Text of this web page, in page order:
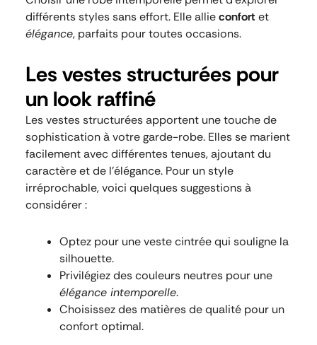
différents styles sans effort. Elle allieconfortet
élégance, parfaits pour toutes occasions.
Les vestes structurées pour
un look raffiné
Les vestes structurées apportent une touche de
sophistication à votre garde-robe. Elles se marient
facilement avec différentes tenues, ajoutant du
caractère et de l’élégance. Pour un style
irréprochable, voici quelques suggestions à
considérer :
Optez pour une veste cintrée qui souligne la
silhouette.
Privilégiez des couleurs neutres pour une
élégance intemporelle.
Choisissez des matières de qualité pour un
confort optimal.